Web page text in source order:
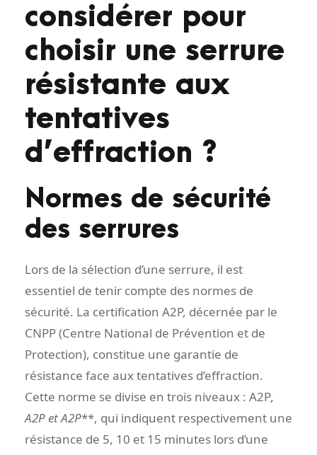
considérer pour
choisir une serrure
résistante aux
tentatives
d’effraction ?
Normes de sécurité
des serrures
Lors de la sélection d’une serrure, il est
essentiel de tenir compte des normes de
sécurité. La certification A2P, décernée par le
CNPP (Centre National de Prévention et de
Protection), constitue une garantie de
résistance face aux tentatives d’effraction.
Cette norme se divise en trois niveaux : A2P,
A2Pet A2P**, qui indiquent respectivement une
résistance de 5, 10 et 15 minutes lors d’une